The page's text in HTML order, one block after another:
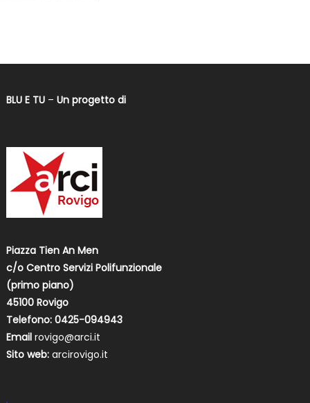
BLU E TU– Un progetto di
Piazza Tien An Men
c/o Centro Servizi Polifunzionale
(primo piano)
45100 Rovigo
Telefono: 0425-094943
Email rovigo@arci.it
Sito web: arcirovigo.it